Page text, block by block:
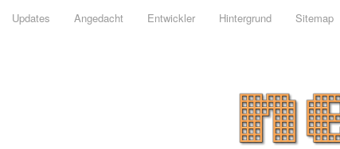
Updates Angedacht Entwickler Hintergrund Sitemap